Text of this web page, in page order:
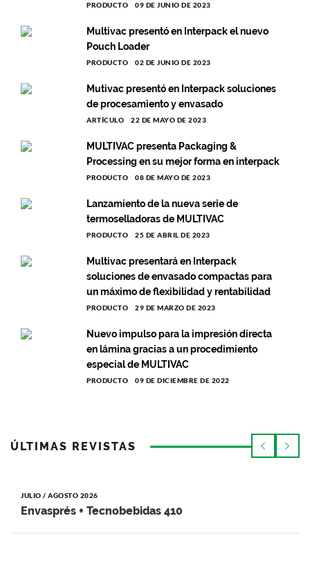
PRODUCTO 09 DE JUNIO DE 2023
Multivac presentó en Interpack el nuevo
Pouch Loader
PRODUCTO 02 DE JUNIO DE 2023
Mutivac presentó en Interpack soluciones
de procesamiento y envasado
ARTÍCULO 22 DE MAYO DE 2023
MULTIVAC presenta Packaging &
Processing en su mejor forma en interpack
PRODUCTO 08 DE MAYO DE 2023
Lanzamiento de la nueva serie de
termoselladoras de MULTIVAC
PRODUCTO 25 DE ABRIL DE 2023
Multivac presentará en Interpack
soluciones de envasado compactas para
un máximo de flexibilidad y rentabilidad
PRODUCTO 29 DE MARZO DE 2023
Nuevo impulso para la impresión directa
en lámina gracias a un procedimiento
especial de MULTIVAC
PRODUCTO 09 DE DICIEMBRE DE 2022
ÚLTIMAS REVISTAS
JULIO / AGOSTO 2026
Envasprés + Tecnobebidas 410